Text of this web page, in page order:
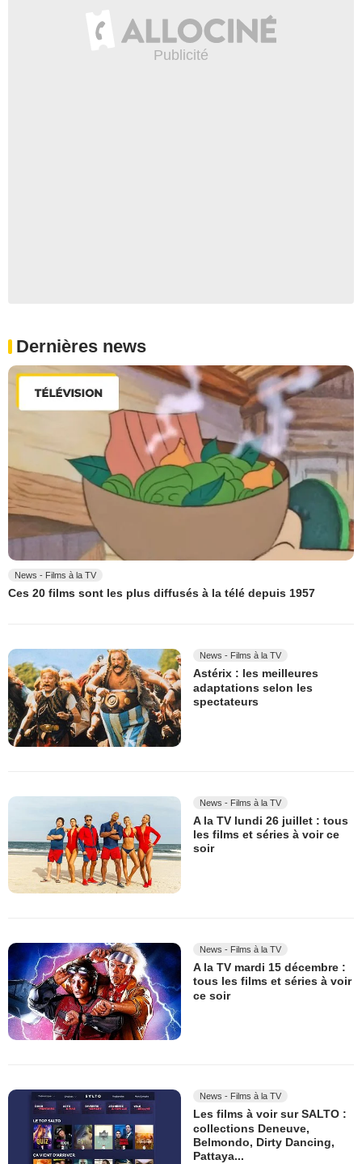
Dernières news
News - Films à la TV
Ces 20 films sont les plus diffusés à la télé depuis 1957
News - Films à la TV
Astérix : les meilleures
adaptations selon les
spectateurs
News - Films à la TV
A la TV lundi 26 juillet : tous
les films et séries à voir ce
soir
News - Films à la TV
A la TV mardi 15 décembre :
tous les films et séries à voir
ce soir
News - Films à la TV
Les films à voir sur SALTO :
collections Deneuve,
Belmondo, Dirty Dancing,
Pattaya...